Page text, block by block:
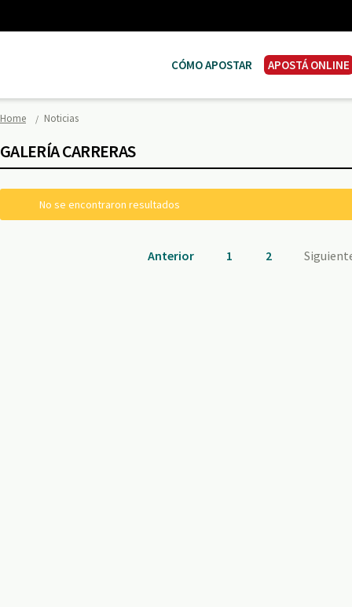
CÓMO APOSTAR APOSTÁ ONLINE
Home Noticias
GALERÍA CARRERAS
No se encontraron resultados
Anterior 1 2